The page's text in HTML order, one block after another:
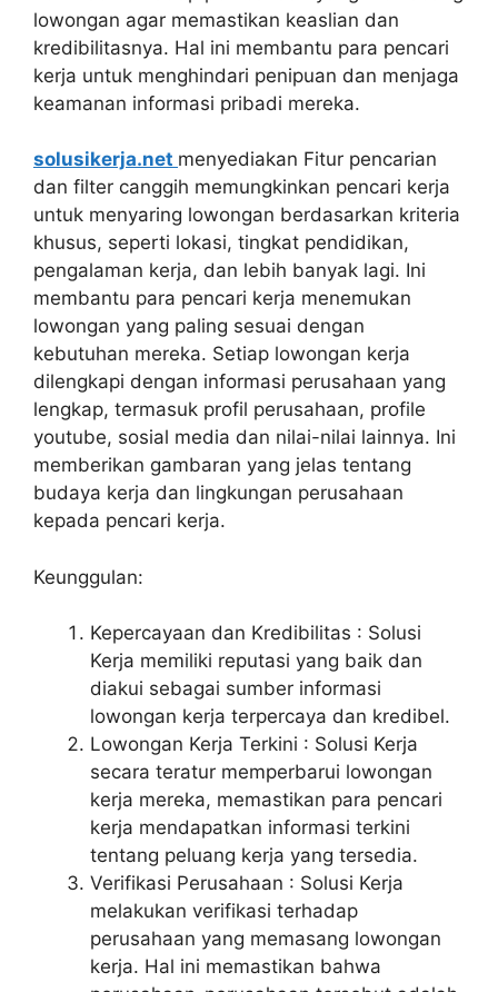
lowongan agar memastikan keaslian dan
kredibilitasnya. Hal ini membantu para pencari
kerja untuk menghindari penipuan dan menjaga
keamanan informasi pribadi mereka.
solusikerja.net menyediakan Fitur pencarian
dan filter canggih memungkinkan pencari kerja
untuk menyaring lowongan berdasarkan kriteria
khusus, seperti lokasi, tingkat pendidikan,
pengalaman kerja, dan lebih banyak lagi. Ini
membantu para pencari kerja menemukan
lowongan yang paling sesuai dengan
kebutuhan mereka. Setiap lowongan kerja
dilengkapi dengan informasi perusahaan yang
lengkap, termasuk profil perusahaan, profile
youtube, sosial media dan nilai-nilai lainnya. Ini
memberikan gambaran yang jelas tentang
budaya kerja dan lingkungan perusahaan
kepada pencari kerja.
Keunggulan:
Kepercayaan dan Kredibilitas : Solusi
Kerja memiliki reputasi yang baik dan
diakui sebagai sumber informasi
lowongan kerja terpercaya dan kredibel.
Lowongan Kerja Terkini : Solusi Kerja
secara teratur memperbarui lowongan
kerja mereka, memastikan para pencari
kerja mendapatkan informasi terkini
tentang peluang kerja yang tersedia.
Verifikasi Perusahaan : Solusi Kerja
melakukan verifikasi terhadap
perusahaan yang memasang lowongan
kerja. Hal ini memastikan bahwa